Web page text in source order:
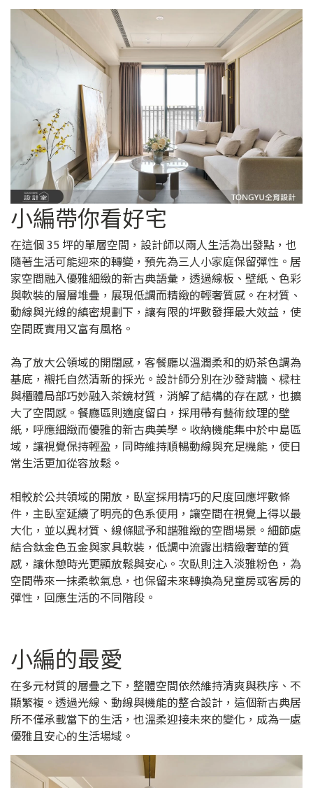
小編帶你看好宅
在這個 35 坪的單層空間，設計師以兩人生活為出發點，也
隨著生活可能迎來的轉變，預先為三人小家庭保留彈性。居
家空間融入優雅細緻的新古典語彙，透過線板、壁紙、色彩
與軟裝的層層堆疊，展現低調而精緻的輕奢質感。在材質、
動線與光線的縝密規劃下，讓有限的坪數發揮最大效益，使
空間既實用又富有風格。
為了放大公領域的開闊感，客餐廳以溫潤柔和的奶茶色調為
基底，襯托自然清新的採光。設計師分別在沙發背牆、樑柱
與櫃體局部巧妙融入茶鏡材質，消解了結構的存在感，也擴
大了空間感。餐廳區則適度留白，採用帶有藝術紋理的壁
紙，呼應細緻而優雅的新古典美學。收納機能集中於中島區
域，讓視覺保持輕盈，同時維持順暢動線與充足機能，使日
常生活更加從容放鬆。
相較於公共領域的開放，臥室採用精巧的尺度回應坪數條
件，主臥室延續了明亮的色系使用，讓空間在視覺上得以最
大化，並以異材質、線條賦予和諧雅緻的空間場景。細節處
結合鈦金色五金與家具軟裝，低調中流露出精緻奢華的質
感，讓休憩時光更顯放鬆與安心。次臥則注入淡雅粉色，為
空間帶來一抹柔軟氣息，也保留未來轉換為兒童房或客房的
彈性，回應生活的不同階段。
小編的最愛
在多元材質的層疊之下，整體空間依然維持清爽與秩序、不
顯繁複。透過光線、動線與機能的整合設計，這個新古典居
所不僅承載當下的生活，也溫柔迎接未來的變化，成為一處
優雅且安心的生活場域。